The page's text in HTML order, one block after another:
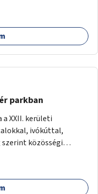
parkban
XXII. kerületi
ivókúttal,
közösségi